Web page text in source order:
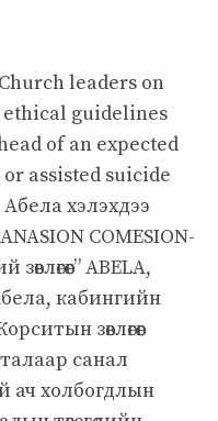
leaders on
guidelines
of an expected
assisted suicide
хэлэхдээ
COMESION-
ABELA,
кабингийн
зөвлөгөөг
санал
ач холбогдлын